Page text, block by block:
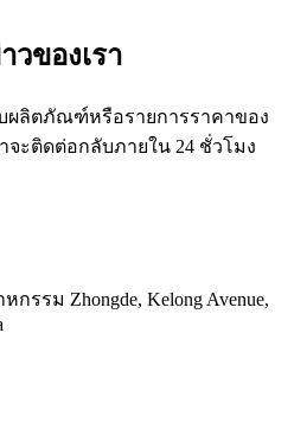
ของเรา
ผลิตภัณฑ์หรือรายการราคาของ
าจะติดต่อกลับภายใน 24 ชั่วโมง
รรม Zhongde, Kelong Avenue,